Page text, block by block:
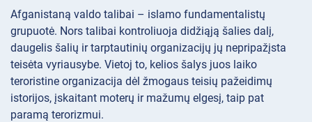
Afganistaną valdo talibai – islamo fundamentalistų
grupuotė. Nors talibai kontroliuoja didžiąją šalies dalį,
daugelis šalių ir tarptautinių organizacijų jų nepripažįsta
teisėta vyriausybe. Vietoj to, kelios šalys juos laiko
teroristine organizacija dėl žmogaus teisių pažeidimų
istorijos, įskaitant moterų ir mažumų elgesį, taip pat
paramą terorizmui.